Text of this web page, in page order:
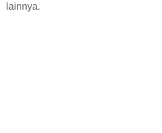
lainnya.